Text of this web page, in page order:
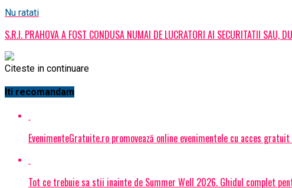
Nu ratati
S.R.I. PRAHOVA A FOST CONDUSA NUMAI DE LUCRATORI AI SECURITATII SAU,
Citeste in continuare
Iti recomandam
EvenimenteGratuite.ro promovează online evenimentele cu acces
Tot ce trebuie sa stii inainte de Summer Well 2026. Ghidul complet